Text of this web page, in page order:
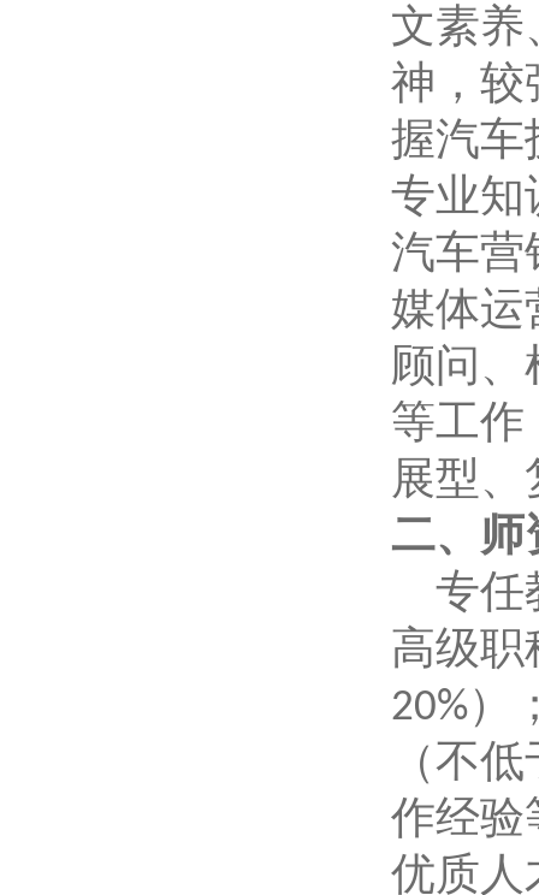
文素养
神，较
握汽车
专业知
汽车营
媒体运
顾问、
等工作
展型
二、师
专任
高级职
20%）
（不
作经验
优质人